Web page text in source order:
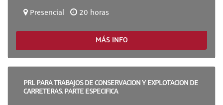
Presencial 20 horas
MÁS INFO
PRL PARA TRABAJOS DE CONSERVACION Y EXPLOTACION DE
CARRETERAS. PARTE ESPECIFICA